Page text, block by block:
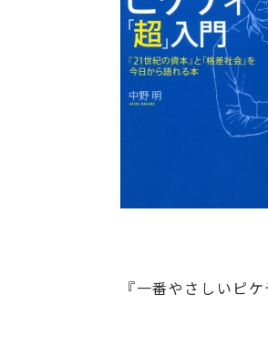
『一番やさしいピ